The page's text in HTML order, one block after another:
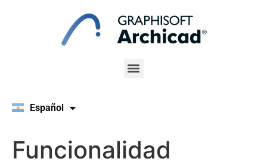
Español
English
Funcionalidad